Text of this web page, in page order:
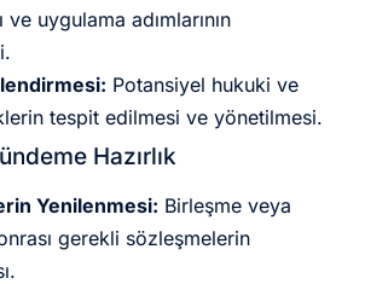
ve uygulama adımlarının
Potansiyel hukuki ve
tespit edilmesi ve yönetilmesi.
Hazırlık
Yenilenmesi: Birleşme veya
gerekli sözleşmelerin